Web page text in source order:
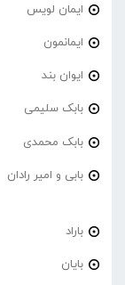
ایمان لویس
ایمانمون
ایوان بند
بابک سلیمی
بابک محمدی
بابی و امیر رادان
باراد
بایان